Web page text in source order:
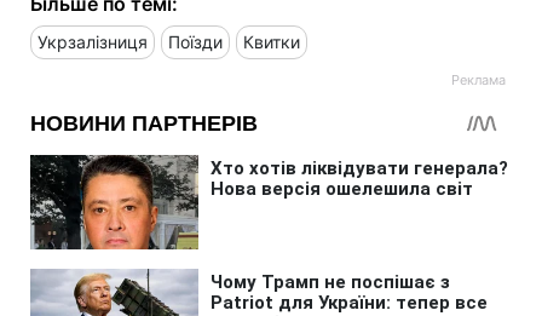
Укрзалізниця Поїзди Квитки